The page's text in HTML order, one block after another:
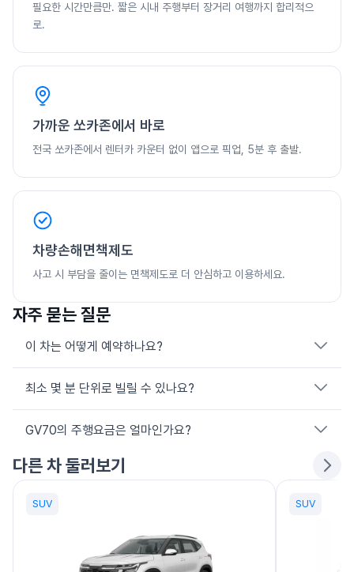
필요한 시간만큼만. 짧은 시내 주행부터 장거리 여행까지 합리적으
로.
가까운 쏘카존에서 바로
전국 쏘카존에서 렌터카 카운터 없이 앱으로 픽업, 5분 후 출발.
차량손해면책제도
사고 시 부담을 줄이는 면책제도로 더 안심하고 이용하세요.
자주 묻는 질문
이 차는 어떻게 예약하나요?
쏘카 앱 또는 웹에서 위치·일정을 선택한 뒤 원하는 차량을 고르면
최소 몇 분 단위로 빌릴 수 있나요?
10분 단위로 원하는 만큼만 이용할 수 있어, 짧은 시내 주행부터
GV70의 주행요금은 얼마인가요?
GV70의 주행요금은 0~330원/km입니다. 실제 결제 금액은 대
다른 차 둘러보기
SUV SUV